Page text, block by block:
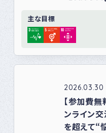
主な目標
2026.03.30
【参加費
ンライン交
を超えて“